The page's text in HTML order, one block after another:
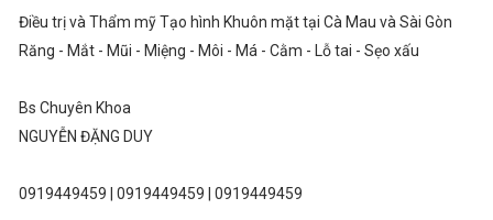
Điều trị và Thẩm mỹ Tạo hình Khuôn mặt tại Cà Mau và Sài Gòn
Răng - Mắt - Mũi - Miệng - Môi - Má - Cằm - Lỗ tai - Sẹo xấu
Bs Chuyên Khoa
NGUYỄN ĐẶNG DUY
0919449459 | 0919449459 | 0919449459